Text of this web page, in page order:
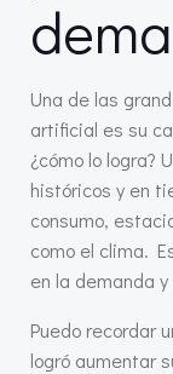
Una de las
artificial es su
¿cómo lo logra?
históricos y en
consumo,
como el clima.
en la demanda
Puedo recordar
logró aumentar